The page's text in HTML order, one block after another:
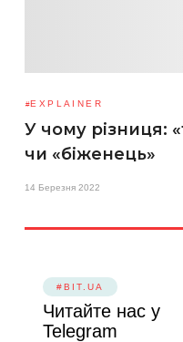
EXPLAINER
У чому різниця:
чи «біженець»
14 Березня 2022
#BIT.UA
Читайте нас у
Telegram